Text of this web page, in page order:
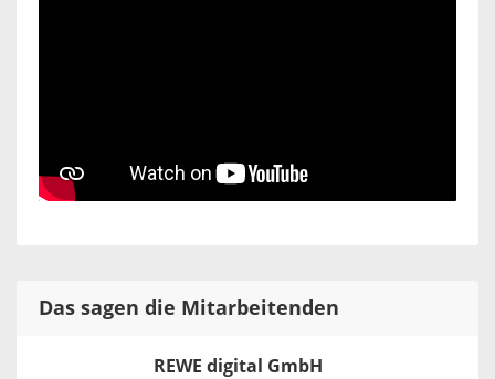
Das sagen die Mitarbeitenden
REWE digital GmbH